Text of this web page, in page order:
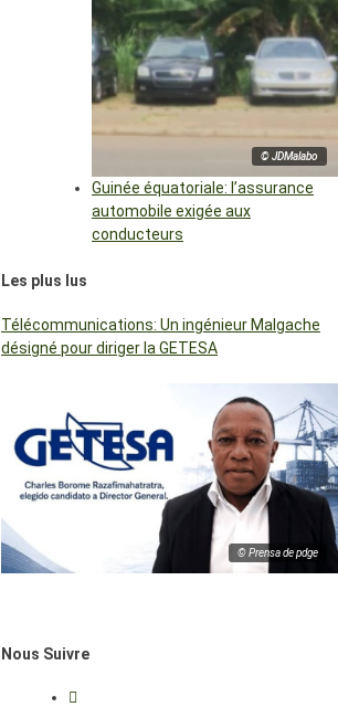
© JDMalabo
Guinée équatoriale: l’assurance
automobile exigée aux
conducteurs
Les plus lus
Télécommunications: Un ingénieur Malgache
désigné pour diriger la GETESA
© Prensa de pdge
Nous Suivre